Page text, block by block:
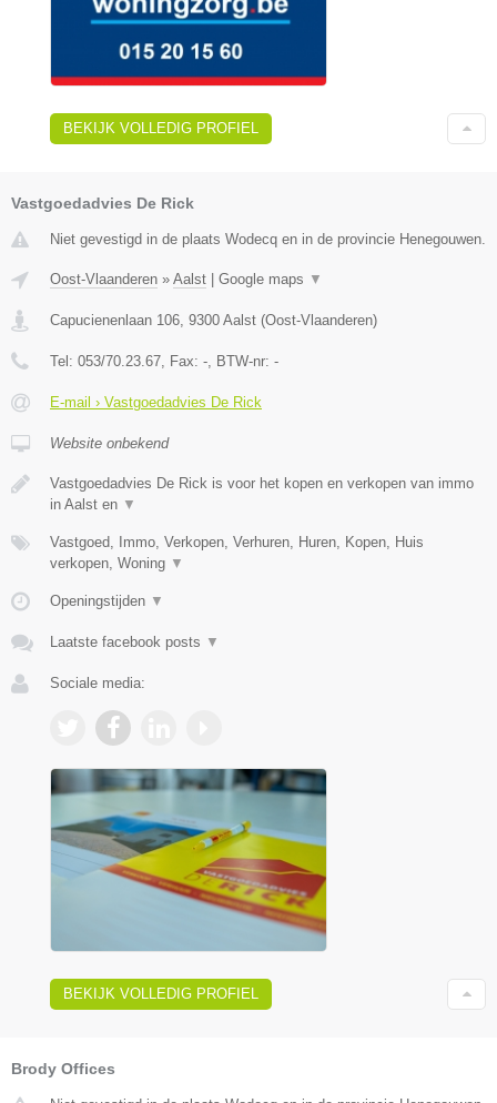
BEKIJK VOLLEDIG PROFIEL
Vastgoedadvies De Rick
Niet gevestigd in de plaats Wodecq en in de provincie Henegouwen.
Oost-Vlaanderen » Aalst Google maps ▼
Capucienenlaan 106 9300 Aalst (Oost-Vlaanderen)
Tel: 053/70.23.67 , Fax: - , BTW-nr: -
E-mail › Vastgoedadvies De Rick
Website onbekend
Vastgoedadvies De Rick is voor het kopen en verkopen van immo
in Aalst en ▼
Vastgoed, Immo, Verkopen, Verhuren, Huren, Kopen, Huis
verkopen, Woning ▼
Openingstijden ▼
Laatste facebook posts ▼
Sociale media:
BEKIJK VOLLEDIG PROFIEL
Brody Offices